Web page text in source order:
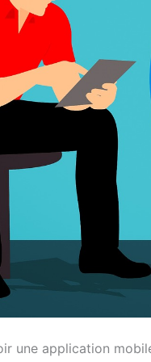
une application